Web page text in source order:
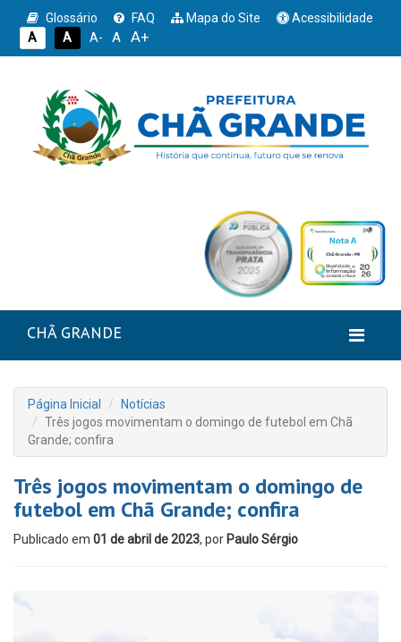
Glossário FAQ Mapa do Site
Acessibilidade
A
A A- A A+
CHÃ GRANDE
Página Inicial
Notícias
Três jogos movimentam o domingo de futebol em Chã
Grande; confira
Três jogos movimentam o domingo de
futebol em Chã Grande; confira
Publicado em 01 de abril de 2023, por Paulo Sérgio